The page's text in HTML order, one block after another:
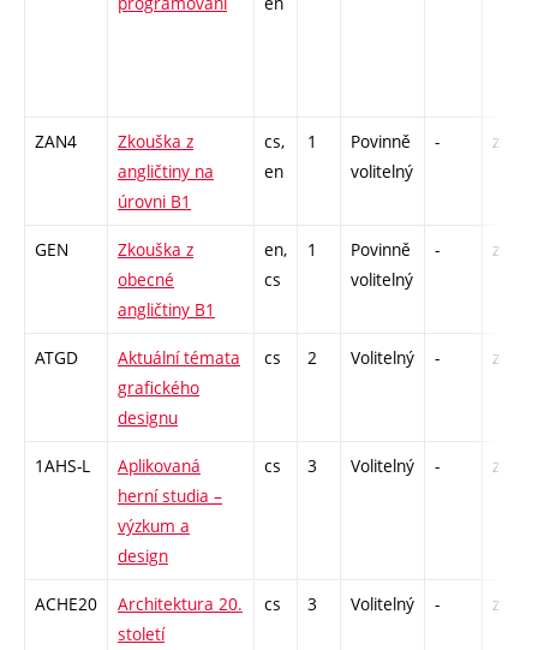
ZAN4
Zkouška z
angličtiny na
úrovni B1
cs,
en
1
Povinně
volitelný
- zk
GEN
Zkouška z
obecné
angličtiny B1
en,
cs
1
Povinně
volitelný
- zk
ATGD
Aktuální témata
grafického
designu
cs 2 Volitelný - zá
1AHS-L
Aplikovaná
herní studia –
výzkum a
design
cs 3 Volitelný - zk
ACHE20
Architektura 20.
století
cs 3 Volitelný - zk